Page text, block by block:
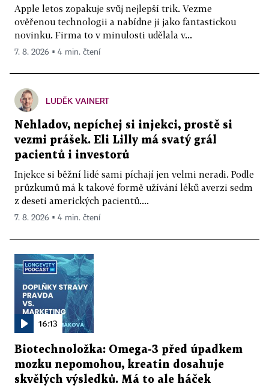
Apple letos zopakuje svůj nejlepší trik. Vezme
ověřenou technologii a nabídne ji jako fantastickou
novinku. Firma to v minulosti udělala v...
7. 8. 2026 ▪ 4 min. čtení
LUDĚK VAINERT
Nehladov, nepíchej si injekci, prostě si
vezmi prášek. Eli Lilly má svatý grál
pacientů i investorů
Injekce si běžní lidé sami píchají jen velmi neradi. Podle
průzkumů má k takové formě užívání léků averzi sedm
z deseti amerických pacientů....
7. 8. 2026 ▪ 4 min. čtení
16:13
Biotechnoložka: Omega-3 před úpadkem
mozku nepomohou, kreatin dosahuje
skvělých výsledků. Má to ale háček